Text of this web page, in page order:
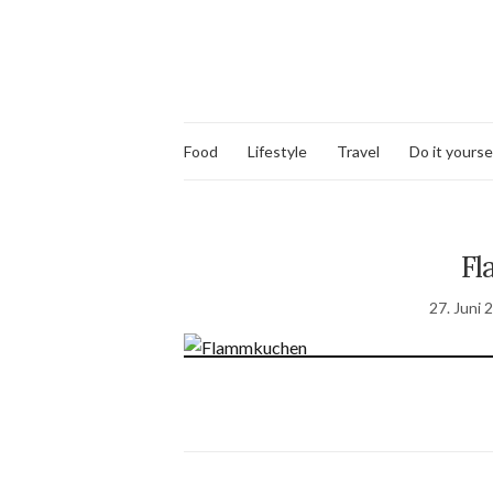
Food Lifestyle Travel Do it
27. Juni